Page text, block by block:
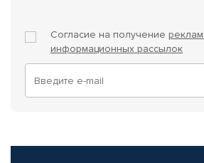
Согласие на получение
информационных рассылок